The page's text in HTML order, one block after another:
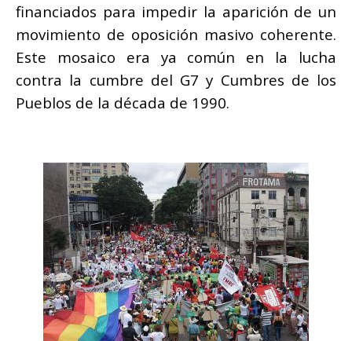
financiados para impedir la aparición de un
movimiento de oposición masivo coherente.
Este mosaico era ya común en la lucha
contra la cumbre del G7 y Cumbres de los
Pueblos de la década de 1990.